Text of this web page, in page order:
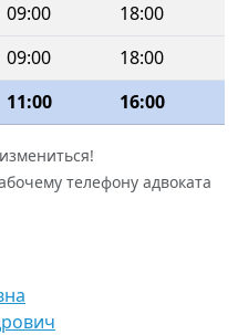
09:00
18:00
09:00
18:00
11:00 16:00
телефону адвоката